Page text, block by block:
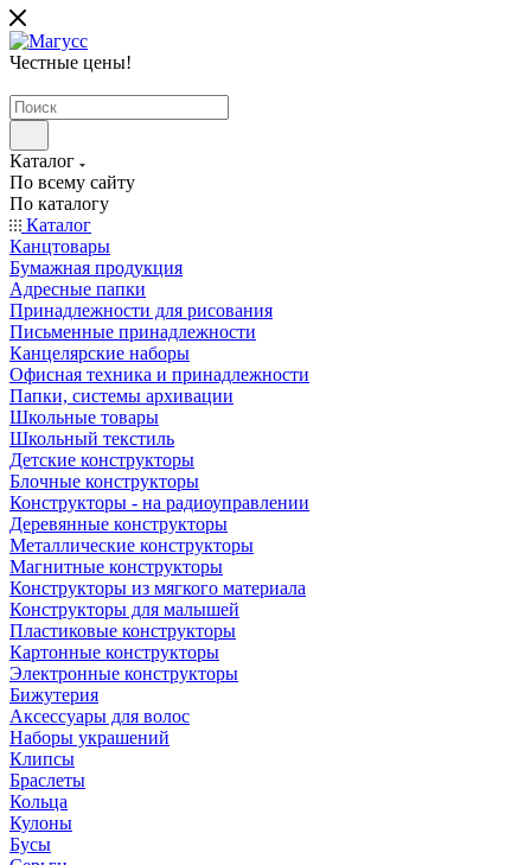
Честные цены!
Каталог
По всему сайту
По каталогу
Каталог
Канцтовары
Бумажная продукция
Адресные папки
Принадлежности для рисования
Письменные принадлежности
Канцелярские наборы
Офисная техника и принадлежности
Папки, системы архивации
Школьные товары
Школьный текстиль
Детские конструкторы
Блочные конструкторы
Конструкторы - на радиоуправлении
Деревянные конструкторы
Металлические конструкторы
Магнитные конструкторы
Конструкторы из мягкого материала
Конструкторы для малышей
Пластиковые конструкторы
Картонные конструкторы
Электронные конструкторы
Бижутерия
Аксессуары для волос
Наборы украшений
Клипсы
Браслеты
Кольца
Кулоны
Бусы